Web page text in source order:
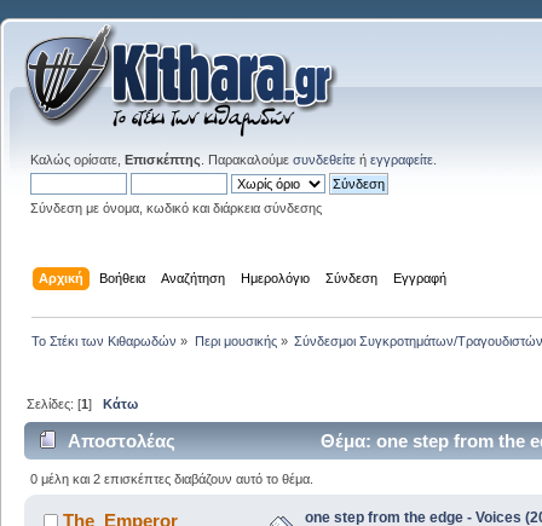
Καλώς ορίσατε, Επισκέπτης . Παρακαλούμε συνδεθείτε ή εγγραφείτε
Σύνδεση με όνομα, κωδικό και διάρκεια σύνδεσης
Αρχική Βοήθεια Αναζήτηση Ημερολόγιο Σύνδεση Εγγραφή
Το Στέκι των Κιθαρωδών » Περι μουσικής» Σύνδεσμοι Συγκροτημάτων/Τραγουδιστών
Σελίδες: [1]Κάτω
Αποστολέας Θέμα: one step from the
0 μέλη και 2 επισκέπτες διαβάζουν αυτό το θέμα.
The_Emperor one step from the edge - Voices